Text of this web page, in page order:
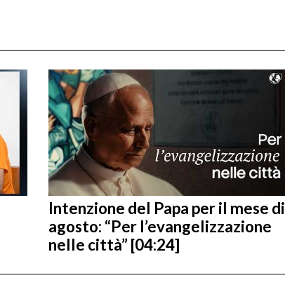
Intenzione del Papa per il mese di
agosto: “Per l’evangelizzazione
nelle città” [04:24]